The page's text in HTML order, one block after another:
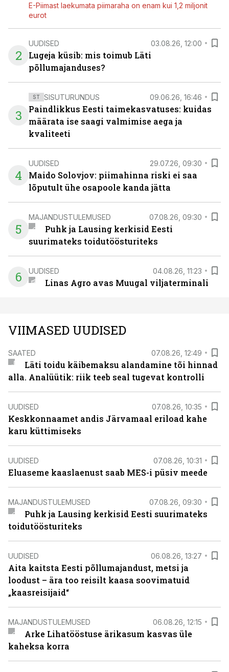
E-Piimast laekumata piimaraha on enam kui 1,2 miljonit
eurot
2
UUDISED 03.08.26, 12:00
Lugeja küsib: mis toimub Läti
põllumajanduses?
3
ST SISUTURUNDUS 09.06.26, 16:46
Paindlikkus Eesti taimekasvatuses: kuidas
määrata ise saagi valmimise aega ja
kvaliteeti
4
UUDISED 29.07.26, 09:30
Maido Solovjov: piimahinna riski ei saa
lõputult ühe osapoole kanda jätta
5
MAJANDUSTULEMUSED 07.08.26, 09:30
Puhk ja Lausing kerkisid Eesti
suurimateks toidutöösturiteks
6 UUDISED 04.08.26, 11:23
Linas Agro avas Muugal viljaterminali
VIIMASED UUDISED
SAATED 07.08.26, 12:49
Läti toidu käibemaksu alandamine tõi hinnad
alla. Analüütik: riik teeb seal tugevat kontrolli
UUDISED 07.08.26, 10:35
Keskkonnaamet andis Järvamaal eriload kahe
karu küttimiseks
UUDISED 07.08.26, 10:31
Eluaseme kaaslaenust saab MES-i püsiv meede
MAJANDUSTULEMUSED 07.08.26, 09:30
Puhk ja Lausing kerkisid Eesti suurimateks
toidutöösturiteks
UUDISED 06.08.26, 13:27
Aita kaitsta Eesti põllumajandust, metsi ja
loodust – ära too reisilt kaasa soovimatuid
„kaasreisijaid“
MAJANDUSTULEMUSED 06.08.26, 12:15
Arke Lihatööstuse ärikasum kasvas üle
kaheksa korra